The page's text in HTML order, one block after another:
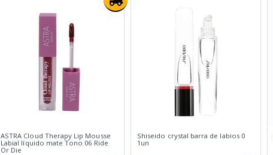
ASTRA Cloud Therapy Lip Mousse
Labial líquido mate Tono 06 Ride
Or Die
Shiseido crystal barra de labios 0
1un